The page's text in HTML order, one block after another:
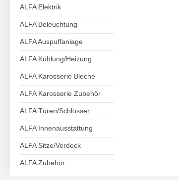
ALFA Elektrik
ALFA Beleuchtung
ALFA Auspuffanlage
ALFA Kühlung/Heizung
ALFA Karosserie Bleche
ALFA Karosserie Zubehör
ALFA Türen/Schlösser
ALFA Innenausstattung
ALFA Sitze/Verdeck
ALFA Zubehör